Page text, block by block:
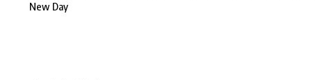
New Day